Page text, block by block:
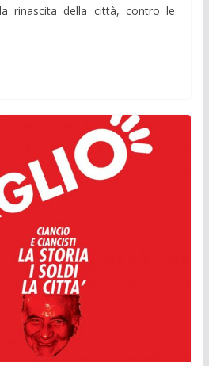
rinascita della città, contro le